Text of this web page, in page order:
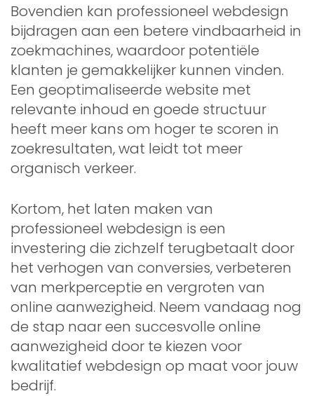
Bovendien kan professioneel webdesign
bijdragen aan een betere vindbaarheid in
zoekmachines, waardoor potentiële
klanten je gemakkelijker kunnen vinden.
Een geoptimaliseerde website met
relevante inhoud en goede structuur
heeft meer kans om hoger te scoren in
zoekresultaten, wat leidt tot meer
organisch verkeer.
Kortom, het laten maken van
professioneel webdesign is een
investering die zichzelf terugbetaalt door
het verhogen van conversies, verbeteren
van merkperceptie en vergroten van
online aanwezigheid. Neem vandaag nog
de stap naar een succesvolle online
aanwezigheid door te kiezen voor
kwalitatief webdesign op maat voor jouw
bedrijf.